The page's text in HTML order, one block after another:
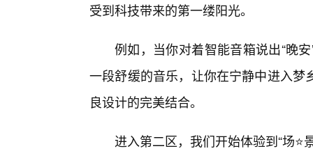
受到科技带来的第一缕阳光。
例如，当你对着智能音箱说出“晚
一段舒缓的音乐，让你在宁静中进入
良设计的完美结合。
进入第二区，我们开始体验到“场